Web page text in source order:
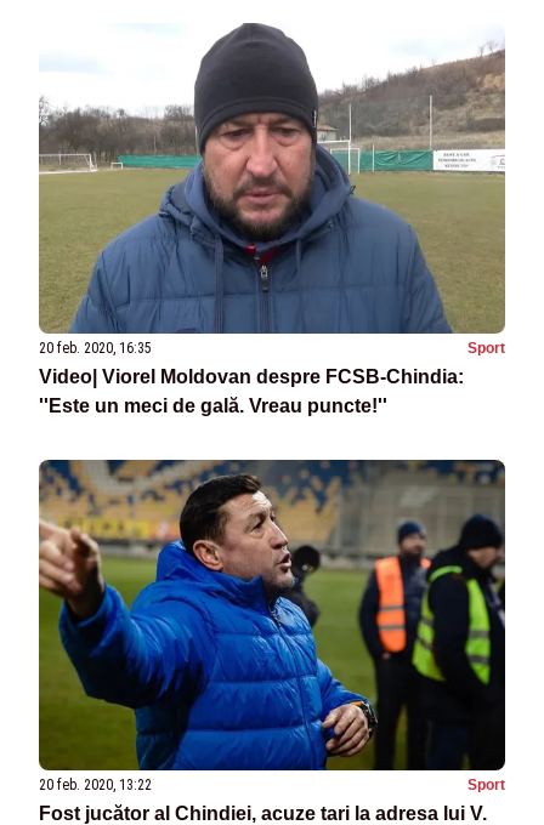
20 feb. 2020, 16:35 Sport
Video| Viorel Moldovan despre FCSB-Chindia:
''Este un meci de gală. Vreau puncte!''
20 feb. 2020, 13:22 Sport
Fost jucător al Chindiei, acuze tari la adresa lui V.